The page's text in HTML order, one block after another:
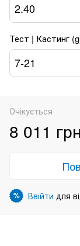
2.40
Тест | Кастинг
7-21
Очікується
8 011 грн
% Ввійти для